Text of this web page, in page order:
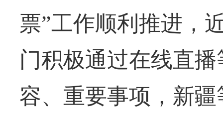
票”工作顺利推进，
门积极通过在线直
容、重要事项，新